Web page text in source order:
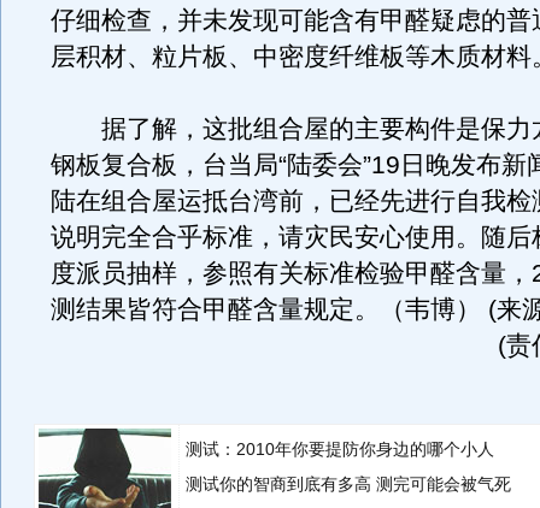
仔细检查，并未发现可能含有甲醛疑虑的普
层积材、粒片板、中密度纤维板等木质材料
据了解，这批组合屋的主要构件是保力
钢板复合板，台当局“陆委会”19日晚发布新
陆在组合屋运抵台湾前，已经先进行自我
说明完全合乎标准，请灾民安心使用。随
度派员抽样，参照有关标准检验甲醛含量
测结果皆符合甲醛含量规定。（韦博） (来
(责
测试：2010年你要提防你身边的哪个小人
测试你的智商到底有多高 测完可能会被气死